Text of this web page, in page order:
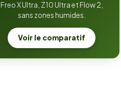
Freo X Ultra, Z10 Ultra et Flow 2,
sans zones humides.
Voir le comparatif